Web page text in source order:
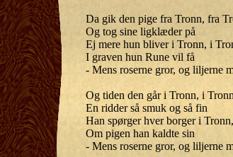
Da gik den pige fra Tronn, fra
Og tog sine ligklæder på
Ej mere hun bliver i Tronn, i
I graven hun Rune vil få
- Mens roserne gror, og liljerne
Og tiden den går i Tronn, i Tronn
En ridder så smuk og så fin
Han spørger hver borger i
Om pigen han kaldte sin
- Mens roserne gror, og liljerne